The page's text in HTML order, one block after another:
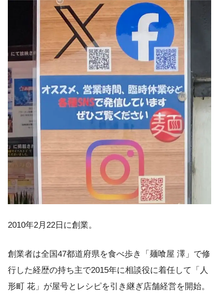
2010年2月22日に創業。
創業者は全国47都道府県を食べ歩き「麺喰屋 澤」で修
行した経歴の持ち主で2015年に相談役に着任して「人
形町 花」が屋号とレシピを引き継ぎ店舗経営を開始。